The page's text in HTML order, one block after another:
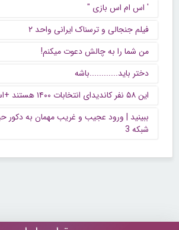
' اس ام اس بازی "
فیلم جنجالی و ترسناک ایرانی واحد ۲
من شما را به چالش دعوت میکنم!
دختر باید............باشه
این ۵۸ نفر کاندیدای انتخابات ۱۴۰۰ هستند +اسامی
ببینید | ورود عجیب و غریب مهمان به دکور
شبکه 3